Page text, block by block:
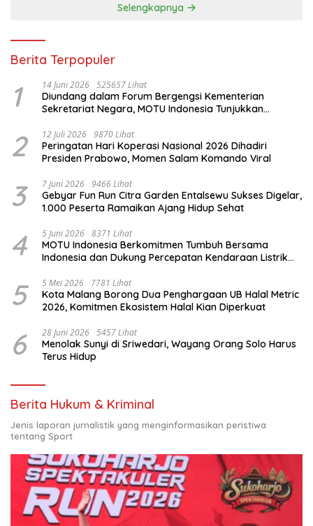
Selengkapnya
Berita Terpopuler
1 14 Juni 2026 525657 Lihat
Diundang dalam Forum Bergengsi Kementerian
Sekretariat Negara, MOTU Indonesia Tunjukkan
2 12 Juli 2026 9870 Lihat
Peringatan Hari Koperasi Nasional 2026 Dihadiri
Presiden Prabowo, Momen Salam Komando Viral
3 7 Juni 2026 9466 Lihat
Gebyar Fun Run Citra Garden Entalsewu Sukses Digelar,
1.000 Peserta Ramaikan Ajang Hidup Sehat
4 5 Juni 2026 8371 Lihat
MOTU Indonesia Berkomitmen Tumbuh Bersama
Indonesia dan Dukung Percepatan Kendaraan Listrik
5 5 Mei 2026 7781 Lihat
Kota Malang Borong Dua Penghargaan UB Halal Metric
2026, Komitmen Ekosistem Halal Kian Diperkuat
6 28 Juni 2026 5457 Lihat
Menolak Sunyi di Sriwedari, Wayang Orang Solo Harus
Terus Hidup
Berita Hukum & Kriminal
Jenis laporan jurnalistik yang menginformasikan peristiwa
tentang Sport